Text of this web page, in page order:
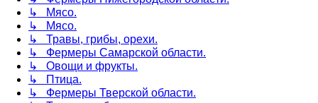
↳ Мясо.
↳ Мясо.
↳ Травы, грибы, орехи.
↳ Фермеры Самарской области.
↳ Овощи и фрукты.
↳ Птица.
↳ Фермеры Тверской области.